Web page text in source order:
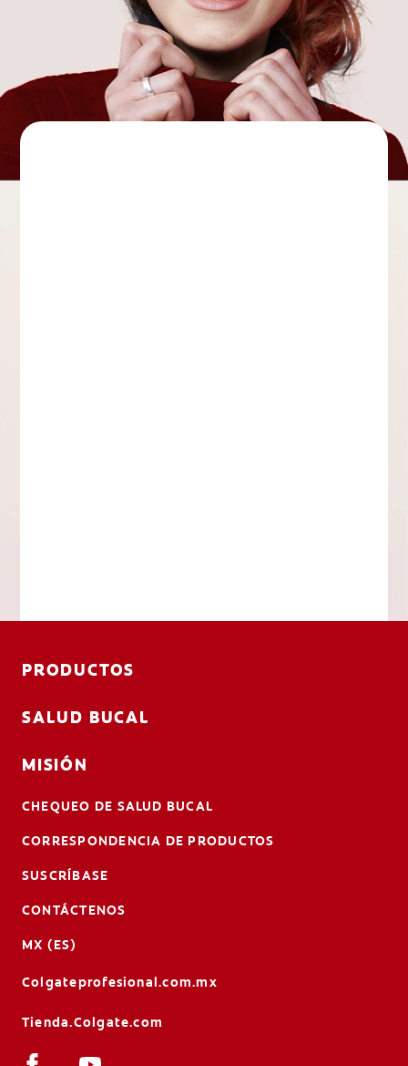
PRODUCTOS
SALUD BUCAL
MISIÓN
CHEQUEO DE SALUD BUCAL
CORRESPONDENCIA DE PRODUCTOS
SUSCRÍBASE
CONTÁCTENOS
MX (ES)
Colgateprofesional.com.mx
Tienda.Colgate.com